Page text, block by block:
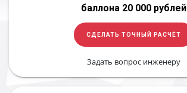
баллона 20 000 рублей
СДЕЛАТЬ ТОЧНЫЙ РАСЧЁТ
Задать вопрос инженеру